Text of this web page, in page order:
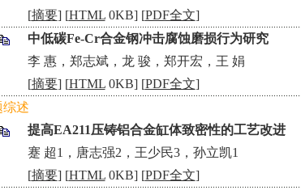
[摘要] [HTML0KB] [PDF全文]
中低碳Fe-Cr合金钢冲击腐蚀磨损行为研究
李 惠，郑志斌，龙 骏，郑开宏，王 娟
[摘要] [HTML0KB] [PDF全文]
综述
提高EA211压铸铝合金缸体致密性的工艺改进
蹇 超1，唐志强2，王少民3，孙立凯1
[摘要] [HTML0KB] [PDF全文]